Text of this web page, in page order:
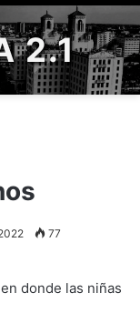
2.1
77